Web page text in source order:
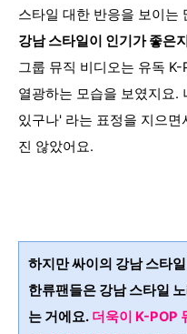
스타일 대한 반응을 보이는
강남 스타일이 인기가 좋은
그룹 뮤직 비디오는 유독
열광하는 모습을 보였지요.
있구나' 라는 표정을 지으
진 않았어요.
하지만 싸이의 강남 스타
한류팬들은 강남 스타일
는 거에요. 더욱이 K-POP